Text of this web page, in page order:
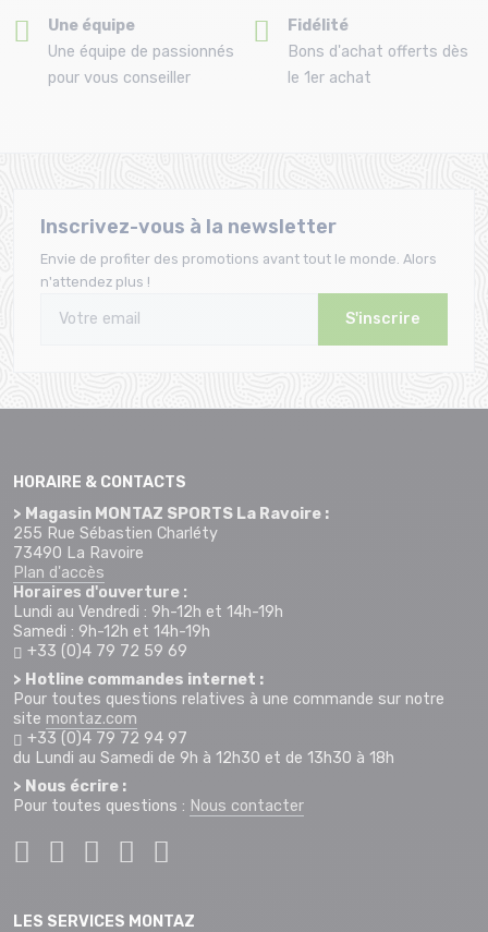
Une équipe
Une équipe de passionnés
pour vous conseiller
Fidélité
Bons d'achat offerts dès
le 1er achat
Inscrivez-vous à la newsletter
Envie de profiter des promotions avant tout le monde. Alors
n'attendez plus !
S'inscrire
HORAIRE & CONTACTS
> Magasin MONTAZ SPORTS La Ravoire :
255 Rue Sébastien Charléty
73490 La Ravoire
Plan d'accès
Horaires d'ouverture :
Lundi au Vendredi : 9h-12h et 14h-19h
Samedi : 9h-12h et 14h-19h
+33 (0)4 79 72 59 69
> Hotline commandes internet :
Pour toutes questions relatives à une commande sur notre
site montaz.com
+33 (0)4 79 72 94 97
du Lundi au Samedi de 9h à 12h30 et de 13h30 à 18h
> Nous écrire :
Pour toutes questions : Nous contacter
LES SERVICES MONTAZ